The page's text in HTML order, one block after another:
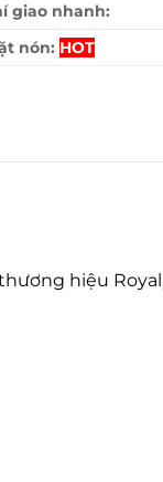
giao nhanh:
nón: HOT
hiệu